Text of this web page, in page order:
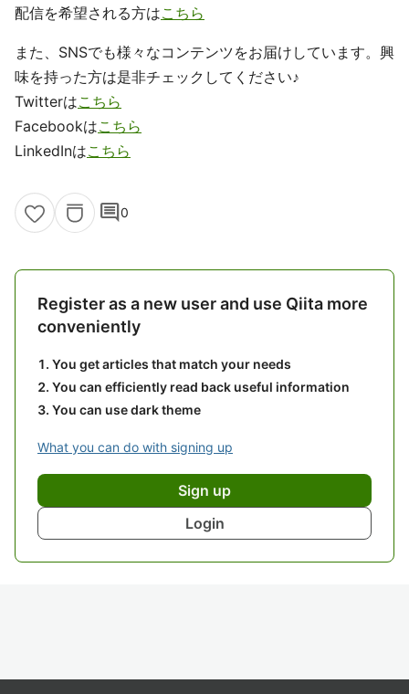
配信を希望される方はこちら
また、SNSでも様々なコンテンツをお届けしています。興
味を持った方は是非チェックしてください♪
Twitterはこちら
Facebookはこちら
LinkedInはこちら
comment0
Register as a new user and use Qiita more
conveniently
You get articles that match your needs
You can efficiently read back useful information
You can use dark theme
What you can do with signing up
Sign up
Login